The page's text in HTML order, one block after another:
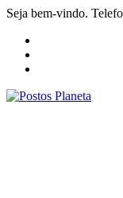
Seja bem-vindo.